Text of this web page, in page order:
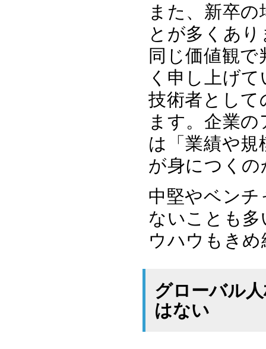
また、新卒
とが多くあ
同じ価値観
く申し上げ
技術者とし
ます。企業
は「業績や規
が身につく
中堅やベンチ
ないことも
ウハウもき
グローバル
はない